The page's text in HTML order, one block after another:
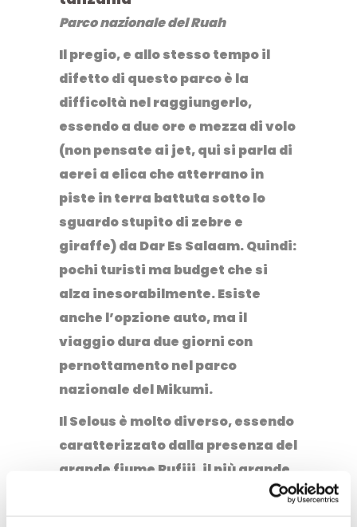
Parco nazionale del Ruah
Il pregio, e allo stesso tempo il
difetto di questo parco è la
difficoltà nel raggiungerlo,
essendo a due ore e mezza di volo
(non pensate ai jet, qui si parla di
aerei a elica che atterrano in
piste in terra battuta sotto lo
sguardo stupito di zebre e
giraffe) da Dar Es Salaam. Quindi:
pochi turisti ma budget che si
alza inesorabilmente. Esiste
anche l’opzione auto, ma il
viaggio dura due giorni con
pernottamento nel parco
nazionale del Mikumi.
IlSelous è molto diverso, essendo
caratterizzato dalla presenza del
grande fiume Rufiji, il più grande
del paese. All’interno dell’area
protetta esso forma una infinità